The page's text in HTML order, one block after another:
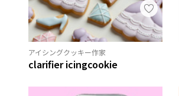
アイシングクッキー作家
clarifier icingcookie